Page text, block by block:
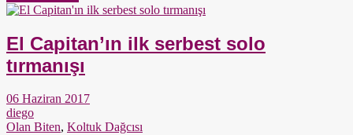
El Capitan’ın ilk serbest solo
tırmanışı
06 Haziran 2017
diego
Olan Biten, Koltuk Dağcısı